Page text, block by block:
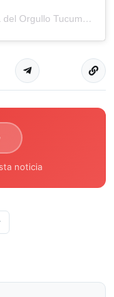
Una publicación compartida por Marcha del Orgullo Tucuman (@orgullo.tucuman)
noticia